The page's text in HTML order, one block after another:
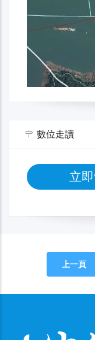
數位走讀
立
上一頁